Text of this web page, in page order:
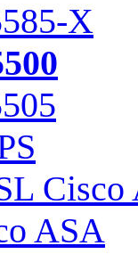
X
Cisco
ASA